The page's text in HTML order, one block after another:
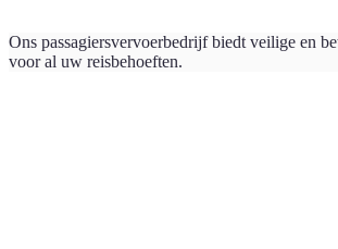
Ons passagiersvervoerbedrijf biedt veilige en
voor al uw reisbehoeften.